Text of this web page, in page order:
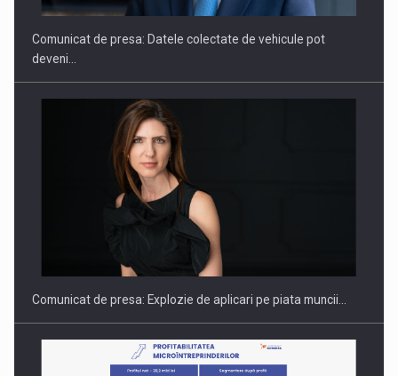
PUTTING ROMANIAN CORPORATE COMPANIES ON THE
INTERNATIONAL BUSINESS SCENE
Comunicat de presa: Datele colectate de vehicule pot
deveni…
Comunicat de presa: Explozie de aplicari pe piata muncii…